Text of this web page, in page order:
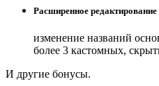
Расширенное редактирование
изменение названий
более 3 кастомных,
И другие бонусы.